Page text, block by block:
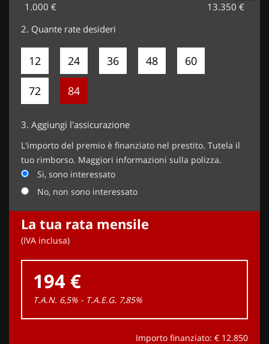
1.000 € 13.350 €
2. Quante rate desideri
12 24 36 48 60
72 84
3. Aggiungi l'assicurazione
L'importo del premio è finanziato nel prestito. Tutela il
tuo rimborso. Maggiori informazioni sulla polizza.
Si, sono interessato
No, non sono interessato
La tua rata mensile
(IVA inclusa)
194 €
T.A.N. 6,5% - T.A.E.G. 7,85%
Importo finanziato: € 12.850